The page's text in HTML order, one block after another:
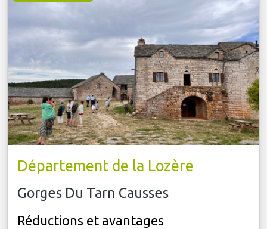
Département de la Lozère
Gorges Du Tarn Causses
Réductions et avantages